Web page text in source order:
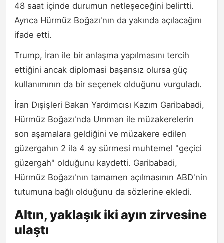
48 saat içinde durumun netleşeceğini belirtti.
Ayrıca Hürmüz Boğazı'nın da yakında açılacağını
ifade etti.
Trump, İran ile bir anlaşma yapılmasını tercih
ettiğini ancak diplomasi başarısız olursa güç
kullanımının da bir seçenek olduğunu vurguladı.
İran Dışişleri Bakan Yardımcısı Kazım Garibabadi,
Hürmüz Boğazı'nda Umman ile müzakerelerin
son aşamalara geldiğini ve müzakere edilen
güzergahın 2 ila 4 ay sürmesi muhtemel "geçici
güzergah" olduğunu kaydetti. Garibabadi,
Hürmüz Boğazı'nın tamamen açılmasının ABD'nin
tutumuna bağlı olduğunu da sözlerine ekledi.
Altın, yaklaşık iki ayın zirvesine
ulaştı